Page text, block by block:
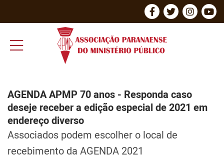
AGENDA APMP 70 anos - Responda caso
deseje receber a edição especial de 2021 em
endereço diverso
Associados podem escolher o local de
recebimento da AGENDA 2021